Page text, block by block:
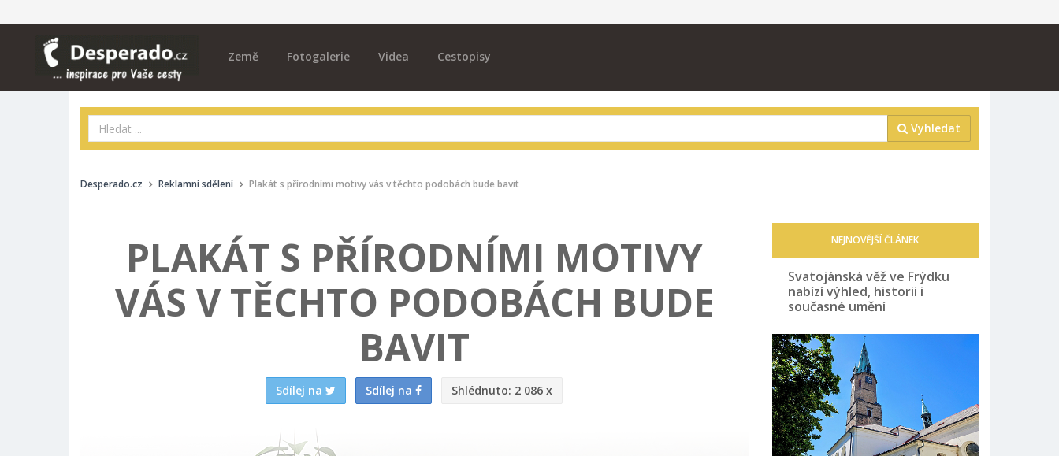
Země Fotogalerie Videa Cestopisy
Vyhledat
Desperado.cz Reklamní sdělení Plakát s přírodními motivy vás v těchto podobách bude bavit
PLAKÁT S PŘÍRODNÍMI MOTIVY
VÁS V TĚCHTO PODOBÁCH BUDE
BAVIT
Sdílej na Sdílej na Shlédnuto: 2 086 x
NEJNOVĚJŠÍ ČLÁNEK
Svatojánská věž ve Frýdku
nabízí výhled, historii i
současné umění